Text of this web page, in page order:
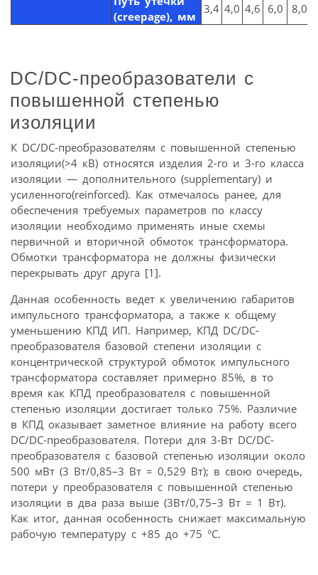
(сreepage), мм
3,4 4,0 4,6 6,0 8,0
DC/DC-преобразователи с
повышенной степенью
изоляции
К DC/DC-преобразователям с повышенной степенью
изоляции(>4 кВ) относятся изделия 2-го и 3-го класса
изоляции — дополнительного (supplementary) и
усиленного(reinforced). Как отмечалось ранее, для
обеспечения требуемых параметров по классу
изоляции необходимо применять иные схемы
первичной и вторичной обмоток трансформатора.
Обмотки трансформатора не должны физически
перекрывать друг друга [1].
Данная особенность ведет к увеличению габаритов
импульсного трансформатора, а также к общему
уменьшению КПД ИП. Например, КПД DC/DC-
преобразователя базовой степени изоляции с
концентрической структурой обмоток импульсного
трансформатора составляет примерно 85%, в то
время как КПД преобразователя с повышенной
степенью изоляции достигает только 75%. Различие
в КПД оказывает заметное влияние на работу всего
DC/DC-преобразователя. Потери для 3-Вт DC/DC-
преобразователя с базовой степенью изоляции около
500 мВт (3 Вт/0,85–3 Вт = 0,529 Вт); в свою очередь,
потери у преобразователя с повышенной степенью
изоляции в два раза выше (3Вт/0,75–3 Вт = 1 Вт).
Как итог, данная особенность снижает максимальную
рабочую температуру c +85 до +75 °С.